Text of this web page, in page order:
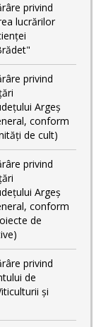
privind
lucrărilor
privind
Argeș
conform
de cult)
privind
Argeș
conform
de
privind
de
și